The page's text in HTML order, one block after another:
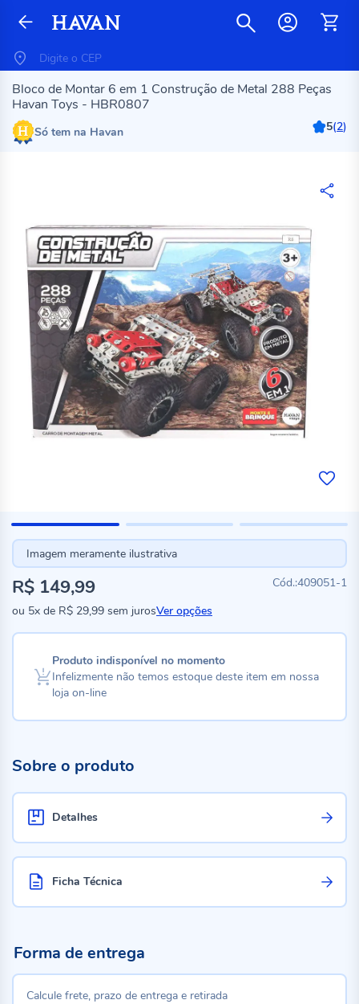
Bloco de Montar 6 em 1 Construção de Metal 288 Peças
Havan Toys - HBR0807
Só tem na Havan 5(2)
Imagem meramente ilustrativa
409051-1
R$ 149,99
ou 5x de R$ 29,99 sem jurosVer opções
Produto indisponível no momento
Infelizmente não temos estoque deste item em nossa
loja on-line
Sobre o produto
Detalhes
Ficha Técnica
Forma de entrega
Calcule frete, prazo de entrega e retirada